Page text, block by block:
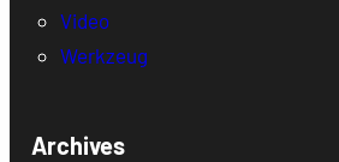
Video
Werkzeug
Archives